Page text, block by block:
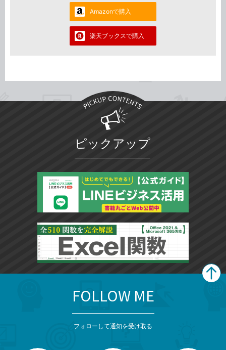
Amazonで購入
楽天ブックスで購入
ピックアップ
FOLLOW ME
フォローして通知を受け取る